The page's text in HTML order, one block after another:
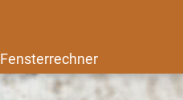
Fensterrechner